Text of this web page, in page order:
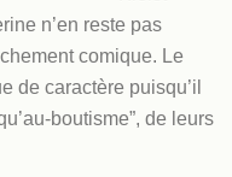
n’en reste pas
comique. Le
de caractère puisqu’il
boutisme”, de leurs